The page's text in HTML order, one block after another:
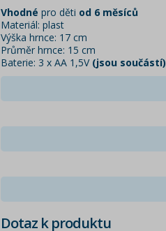
Vhodné pro děti od 6 měsíců
Materiál: plast
Výška hrnce: 17 cm
Průměr hrnce: 15 cm
Baterie: 3 x AA 1,5V(jsou součástí)
Dotaz k produktu